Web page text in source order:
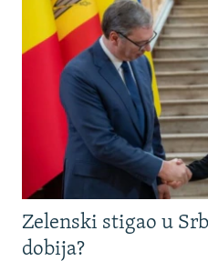
Zelenski stigao u
dobija?